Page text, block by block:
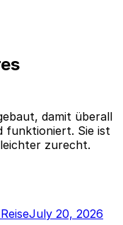
damit überall
funktioniert. Sie ist
zurecht.
July 20, 2026